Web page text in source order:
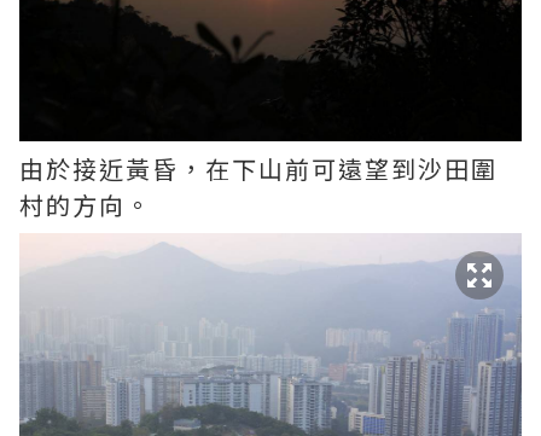
由於接近黃昏，在下山前可遠望到沙田圍
村的方向。